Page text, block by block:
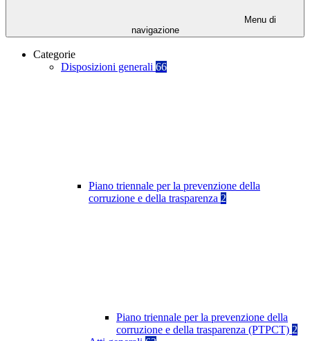
Menu di
navigazione
Categorie
Disposizioni generali 66
Piano triennale per la prevenzione della
corruzione e della trasparenza 2
Piano triennale per la prevenzione della
corruzione e della trasparenza (PTPCT) 2